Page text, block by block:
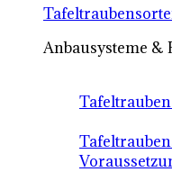
Anbausysteme &